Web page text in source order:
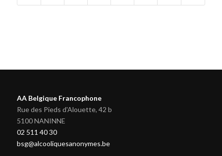
AA Belgique Francophone
Rue des Pieds d'Alouette, 42 b
5100 NANINNE
02 511 40 30
bsg@alcooliquesanonymes.be